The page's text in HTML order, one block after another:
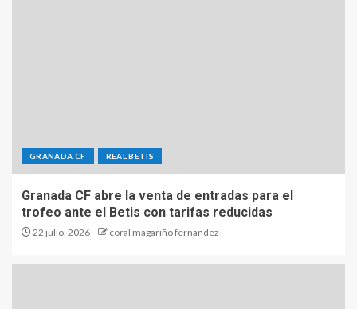
GRANADA CF REAL BETIS
Granada CF abre la venta de entradas para el
trofeo ante el Betis con tarifas reducidas
22 julio, 2026 coral magariño fernandez